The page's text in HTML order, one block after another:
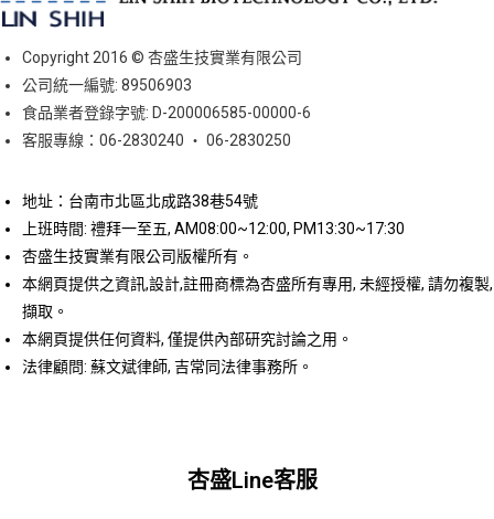
Copyright 2016 © 杏盛生技實業有限公司
公司統一編號: 89506903
食品業者登錄字號: D-200006585-00000-6
客服專線：06-2830240 ‧ 06-2830250
地址：台南市北區北成路38巷54號
上班時間: 禮拜一至五, AM08:00~12:00, PM13:30~17:30
杏盛生技實業有限公司版權所有。
本網頁提供之資訊,設計,註冊商標為杏盛所有專用, 未經授權, 請勿複製,
擷取。
本網頁提供任何資料, 僅提供內部研究討論之用。
法律顧問: 蘇文斌律師, 吉常同法律事務所。
杏盛Line客服